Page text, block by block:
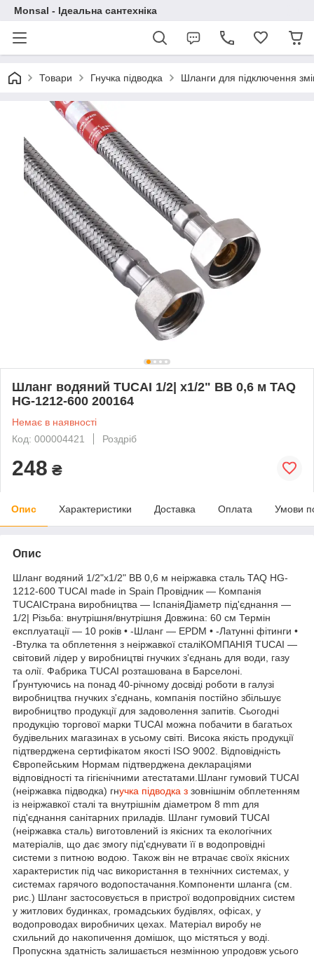
Monsal - Ідеальна сантехніка
Товари Гнучка підводка Шланги для підключення
Шланг водяний TUCAI 1/2| x1/2" ВВ 0,6 м TAQ
HG-1212-600 200164
Немає в наявності
Код: 000004421
Роздріб
248 ₴
Опис Характеристики Доставка Оплата Умови
Опис
Шланг водяний 1/2"х1/2" ВВ 0,6 м неіржавка сталь TAQ HG-
1212-600 TUCAI made in Spain Провідник — Компанія
TUCAIСтрана виробництва — ІспаніяДіаметр під'єднання —
1/2| Різьба: внутрішня/внутрішня Довжина: 60 см Термін
експлуатації — 10 років • -Шланг — EPDM • -Латунні фітинги •
-Втулка та обплетення з неіржавкої сталіКОМПАНІЯ TUCAI —
світовий лідер у виробництві гнучких з'єднань для води, газу
та олії. Фабрика TUCAI розташована в Барселоні.
Ґрунтуючись на понад 40-річному досвіді роботи в галузі
виробництва гнучких з'єднань, компанія постійно збільшує
виробництво продукції для задоволення запитів. Сьогодні
продукцію торгової марки TUCAI можна побачити в багатьох
будівельних магазинах в усьому світі. Висока якість продукції
підтверджена сертифікатом якості ISO 9002. Відповідність
Європейським Нормам підтверджена деклараціями
відповідності та гігієнічними атестатами.Шланг гумовий TUCAI
(неіржавка підводка) гнучка підводка з зовнішнім обплетенням
із неіржавкої сталі та внутрішнім діаметром 8 mm для
під'єднання санітарних приладів. Шланг гумовий TUCAI
(неіржавка сталь) виготовлений із якісних та екологічних
матеріалів, що дає змогу під'єднувати її в водопровідні
системи з питною водою. Також він не втрачає своїх якісних
характеристик під час використання в технічних системах, у
системах гарячого водопостачання.Компоненти шланга (см.
рис.) Шланг застосовується в пристрої водопровідних систем
у житлових будинках, громадських будівлях, офісах, у
водопроводах виробничих цехах. Матеріал виробу не
схильний до накопичення домішок, що містяться у воді.
Пропускна здатність залишається незмінною упродовж усього